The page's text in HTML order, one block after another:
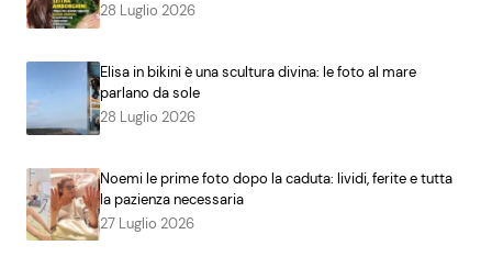
28 Luglio 2026
Elisa in bikini è una scultura divina: le foto al mare
parlano da sole
28 Luglio 2026
Noemi le prime foto dopo la caduta: lividi, ferite e tutta
la pazienza necessaria
27 Luglio 2026